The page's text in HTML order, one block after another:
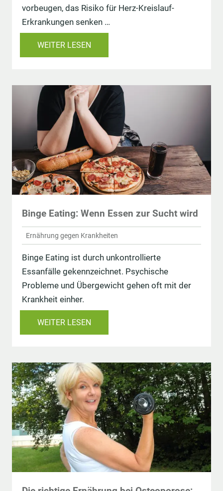
vorbeugen, das Risiko für Herz-Kreislauf-
Erkrankungen senken …
WEITER LESEN
Binge Eating: Wenn Essen zur Sucht wird
Ernährung gegen Krankheiten
Binge Eating ist durch unkontrollierte
Essanfälle gekennzeichnet. Psychische
Probleme und Übergewicht gehen oft mit der
Krankheit einher.
WEITER LESEN